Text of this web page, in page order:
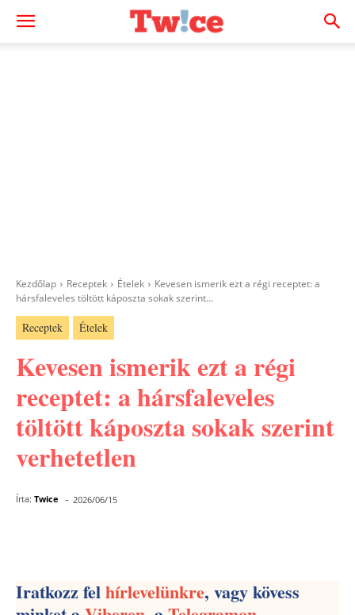
Kezdőlap Receptek Ételek
Kevesen ismerik ezt a régi receptet: a
hársfaleveles töltött káposzta sokak szerint...
Receptek Ételek
Kevesen ismerik ezt a régi
receptet: a hársfaleveles
töltött káposzta sokak szerint
verhetetlen
Írta: Twice - 2026/06/15
Iratkozz felhírlevelünkre, vagy kövess